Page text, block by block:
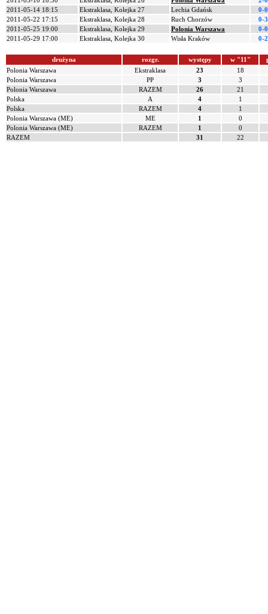
2011-05-14 18:15
Ekstraklasa, Kolejka 27 Lechia Gdańsk
0-0
2011-05-22 17:15
Ekstraklasa, Kolejka 28 Ruch Chorzów
0-3
2011-05-25 19:00
Ekstraklasa, Kolejka 29 Polonia Warszawa
0-0
2011-05-29 17:00
Ekstraklasa, Kolejka 30 Wisła Kraków 0-2
drużyna rozgr. występy w "11"
Polonia Warszawa
Ekstraklasa 23
18
Polonia Warszawa
PP 3
3
Polonia Warszawa
RAZEM 26
21
Polska
A 4
1
Polska
RAZEM 4
1
Polonia Warszawa (ME)
ME 1
0
Polonia Warszawa (ME)
RAZEM 1
0
RAZEM
31 22